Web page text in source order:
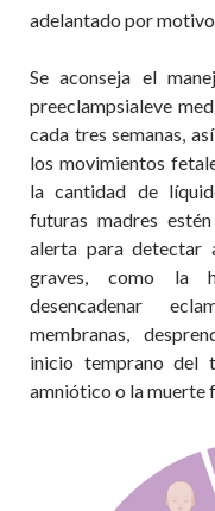
adelantado por
Se aconseja el
preeclampsialeve
cada tres semanas,
los movimientos
la cantidad de
futuras madres
alerta para detectar
graves, como la
desencadenar
membranas,
inicio temprano del
amniótico o la muerte